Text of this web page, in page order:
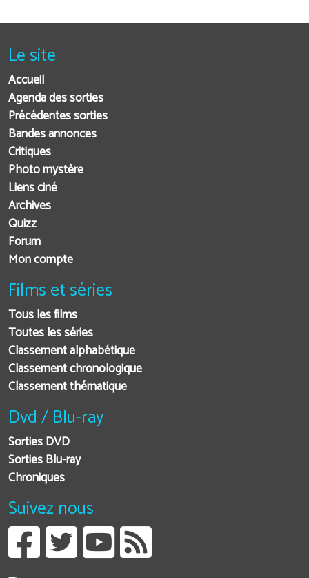
Le site
Accueil
Agenda des sorties
Précédentes sorties
Bandes annonces
Critiques
Photo mystère
Liens ciné
Archives
Quizz
Forum
Mon compte
Films et séries
Tous les films
Toutes les séries
Classement alphabétique
Classement chronologique
Classement thématique
Dvd / Blu-ray
Sorties DVD
Sorties Blu-ray
Chroniques
Suivez nous